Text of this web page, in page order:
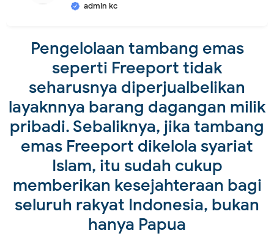
admin kc
Pengelolaan tambang emas
seperti Freeport tidak
seharusnya diperjualbelikan
layaknnya barang dagangan milik
pribadi. Sebaliknya, jika tambang
emas Freeport dikelola syariat
Islam, itu sudah cukup
memberikan kesejahteraan bagi
seluruh rakyat Indonesia, bukan
hanya Papua